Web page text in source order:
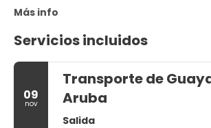
Más info
Servicios incluidos
09
nov
Transporte de
Aruba
Salida